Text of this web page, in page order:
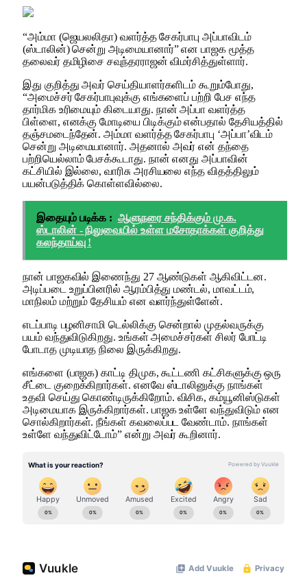
“அம்மா (ஜெயலலிதா) வளர்த்த சேகர்பாபு அப்பாவிடம்
(ஸ்டாலின்) சென்று அடிமையானார்” என பாஜக மூத்த
தலைவர் தமிழிசை சவுந்தரராஜன் விமர்சித்துள்ளார்.
இது குறித்து அவர் செய்தியாளர்களிடம் கூறும்போது,
“அமைச்சர் சேகர்பாபுவுக்கு எங்களைப் பற்றி பேச எந்த
தார்மிக உரிமையும் கிடையாது. நான் அப்பா வளர்த்த
பிள்ளை, எனக்கு மோடியை பிடிக்கும் என்பதால் தேசியத்தில்
தஞ்சமடைந்தேன். அம்மா வளர்த்த சேகர்பாபு ‘அப்பா’விடம்
சென்று அடிமையானார். அதனால் அவர் என் தந்தை
பற்றியெல்லாம் பேசக்கூடாது. நான் எனது அப்பாவின்
கட்சியில் இல்லை, வாரிசு அரசியலை எந்த விதத்திலும்
பயன்படுத்திக் கொள்ளவில்லை.
இதையும் படிக்க : ஆளுநரை சந்திக்கும் மு.க.
ஸ்டாலின் - நிலுவையில் உள்ள மசோதாக்கள் குறித்து
கலந்தாய்வு !
நான் பாஜகவில் இணைந்து 27 ஆண்டுகள் ஆகிவிட்டன.
அடிப்படை உறுப்பினரில் ஆரம்பித்து மண்டல், மாவட்டம்,
மாநிலம் மற்றும் தேசியம் என வளர்ந்துள்ளேன்.
எடப்பாடி பழனிசாமி டெல்லிக்கு சென்றால் முதல்வருக்கு
பயம் வந்துவிடுகிறது. உங்கள் அமைச்சர்கள் சிலர் போட்டி
போடாத முடியாத நிலை இருக்கிறது.
எங்களை (பாஜக) காட்டி திமுக, கூட்டணி கட்சிகளுக்கு ஒரு
சீட்டை குறைக்கிறார்கள். எனவே ஸ்டாலினுக்கு நாங்கள்
உதவி செய்து கொண்டிருக்கிறோம். விசிக, கம்யூனிஸ்டுகள்
அடிமையாக இருக்கிறார்கள். பாஜக உள்ளே வந்துவிடும் என
சொல்கிறார்கள். நீங்கள் கவலைப்பட வேண்டாம். நாங்கள்
உள்ளே வந்துவிட்டோம்” என்று அவர் கூறினார்.